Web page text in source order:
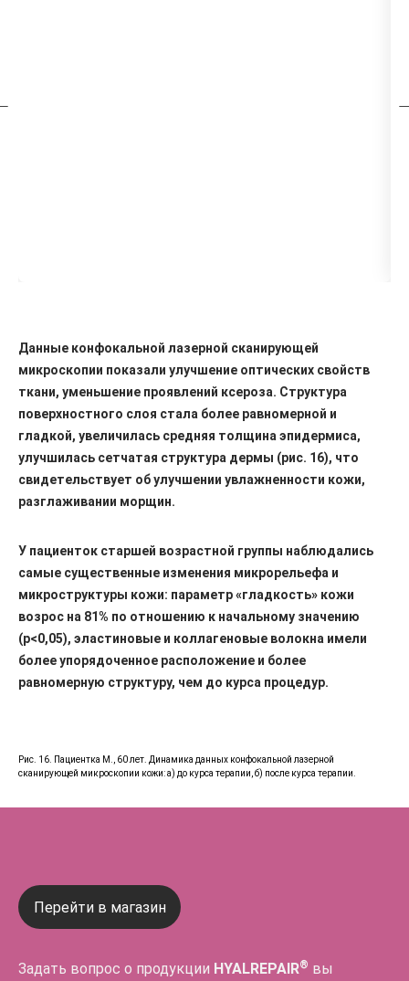
Данные конфокальной лазерной сканирующей
микроскопии показали улучшение оптических свойств
ткани, уменьшение проявлений ксероза. Структура
поверхностного слоя стала более равномерной и
гладкой, увеличилась средняя толщина эпидермиса,
улучшилась сетчатая структура дермы (рис. 16), что
свидетельствует об улучшении увлажненности кожи,
разглаживании морщин.
У пациенток старшей возрастной группы наблюдались
самые существенные изменения микрорельефа и
микроструктуры кожи: параметр «гладкость» кожи
возрос на 81% по отношению к начальному значению
(р<0,05), эластиновые и коллагеновые волокна имели
более упорядоченное расположение и более
равномерную структуру, чем до курса процедур.
Рис. 16. Пациентка М., 60 лет. Динамика данных конфокальной лазерной
сканирующей микроскопии кожи: а) до курса терапии, б) после курса терапии.
Перейти в магазин
Задать вопрос о продукции HYALREPAIR® вы